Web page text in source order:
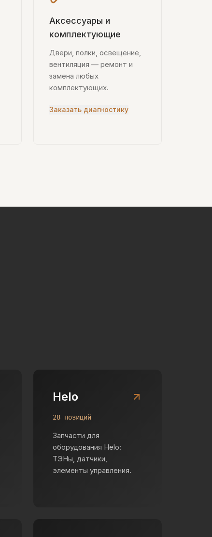
Аксессуары и
комплектующие
Двери, полки, освещение,
вентиляция — ремонт и
замена любых
комплектующих.
Заказать диагностику
Helo
28 позиций
Запчасти для
оборудования Helo:
ТЭНы, датчики,
элементы управления.